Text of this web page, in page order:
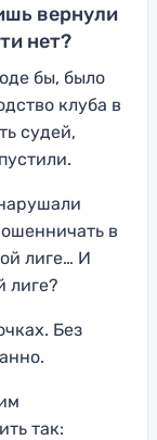
вернули
нет?
бы, было
клуба в
судей,
в
лиге… И
лиге?
Без
так: